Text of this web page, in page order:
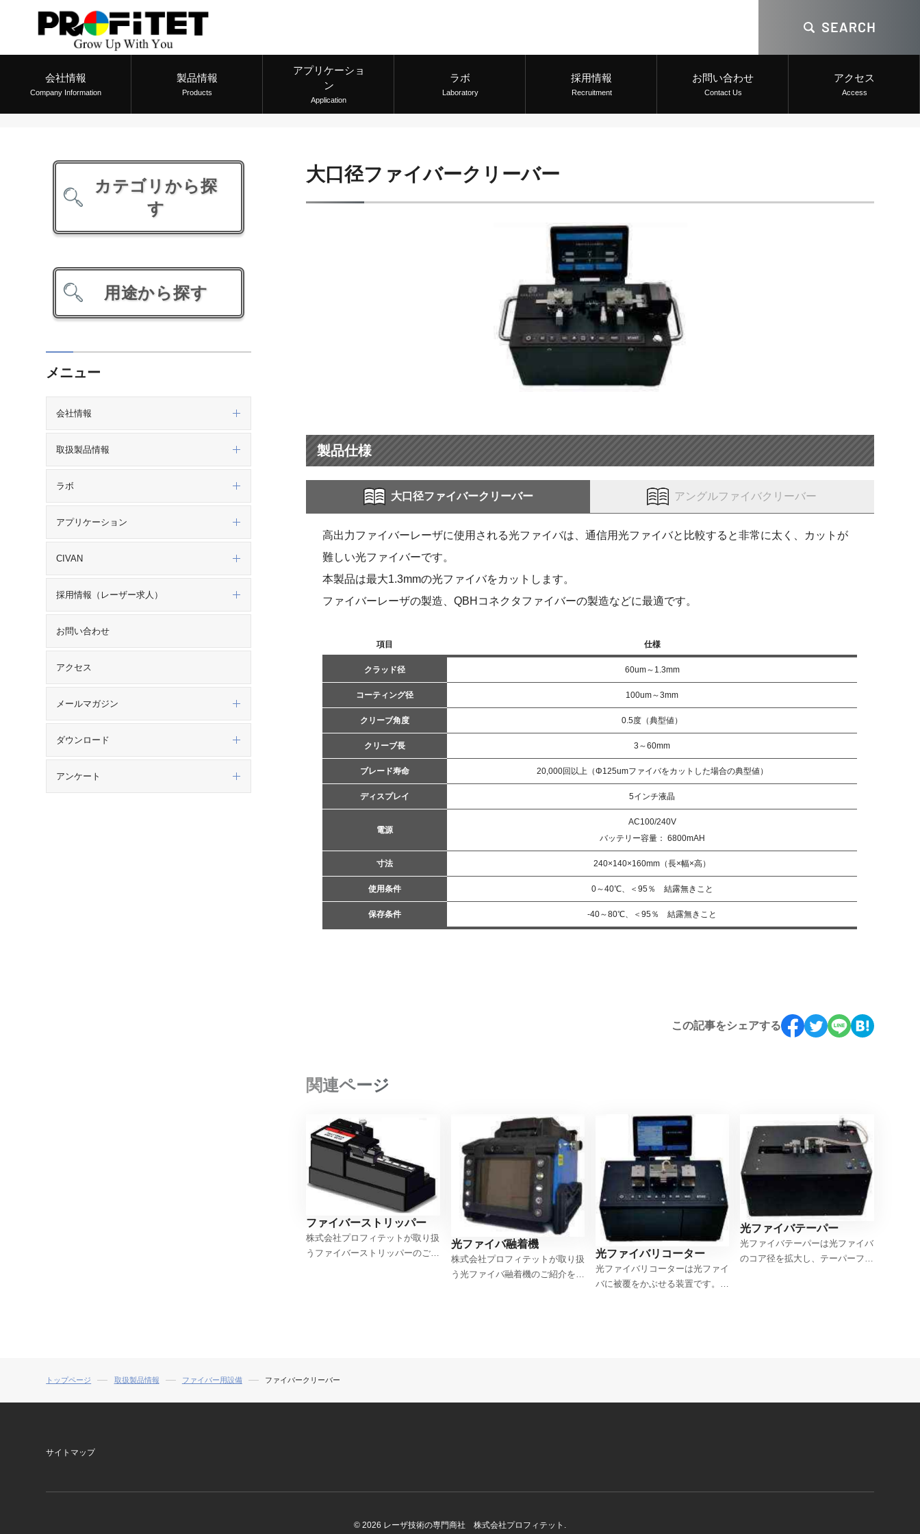
会社情報
Company Information
製品情報
Products
アプリケーショ
ン
Application
ラボ
Laboratory
採用情報
Recruitment
お問い合わせ
Contact Us
アクセス
Access
大口径ファイバークリーバー
製品仕様
大口径ファイバークリーバー
高出力ファイバーレーザに使用される光ファイバは、通信用光ファイバと比較すると非常に太く、カットが
難しい光ファイバーです。
本製品は最大1.3mmの光ファイバをカットします。
ファイバーレーザの製造、QBHコネクタファイバーの製造などに最適です。
項目 仕様
クラッド径 60um～1.3mm
コーティング径 100um～3mm
クリーブ角度 0.5度（典型値）
クリーブ長 3～60mm
ブレード寿命 20,000回以上（Φ125umファイバをカットした場合の典型値）
ディスプレイ 5インチ液晶
電源
AC100/240V
バッテリー容量： 6800mAH
寸法 240×140×160mm（長×幅×高）
使用条件 0～40℃、＜95％ 結露無きこと
保存条件 -40～80℃、＜95％ 結露無きこと
アングルファイバクリーバー
この記事をシェアする
関連ページ
ファイバーストリッパー
株式会社プロフィテットが取り扱
うファイバーストリッパーのご紹
光ファイバ融着機
株式会社プロフィテットが取り扱
う光ファイバ融着機のご紹介をし
光ファイバリコーター
光ファイバリコーターは光ファイ
バに被覆をかぶせる装置です。融
い。お客様のご利用条件に合わせ
光ファイバテーパー
光ファイバテーパーは光ファイバ
のコア径を拡大し、テーパーファ
カテゴリから探
す
用途から探す
メニュー
会社情報
取扱製品情報
ラボ
アプリケーション
CIVAN
採用情報（レーザー求人）
お問い合わせ
アクセス
メールマガジン
ダウンロード
アンケート
トップページ 取扱製品情報 ファイバー用設備 ファイバークリーバー
サイトマップ
© 2026 レーザ技術の専門商社 株式会社プロフィテット.